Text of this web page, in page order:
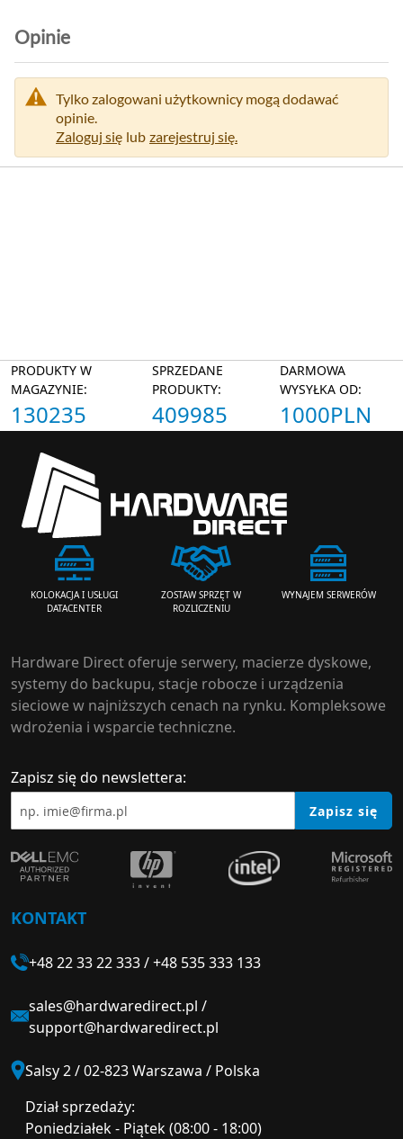
Opinie
Tylko zalogowani użytkownicy mogą dodawać
opinie.
Zaloguj się lub zarejestruj się.
PRODUKTY W
MAGAZYNIE:
130235
SPRZEDANE
PRODUKTY:
409985
DARMOWA
WYSYŁKA OD:
1000PLN
KOLOKACJA I USŁUGI
DATACENTER
ZOSTAW SPRZĘT W
ROZLICZENIU
WYNAJEM SERWERÓW
Hardware Direct oferuje serwery, macierze dyskowe,
systemy do backupu, stacje robocze i urządzenia
sieciowe w najniższych cenach na rynku. Kompleksowe
wdrożenia i wsparcie techniczne.
Zapisz się do newslettera:
Zapisz się
KONTAKT
+48 22 33 22 333/+48 535 333 133
sales@hardwaredirect.pl /
support@hardwaredirect.pl
Salsy 2 / 02-823 Warszawa / Polska
Dział sprzedaży:
Poniedziałek - Piątek (08:00 - 18:00)